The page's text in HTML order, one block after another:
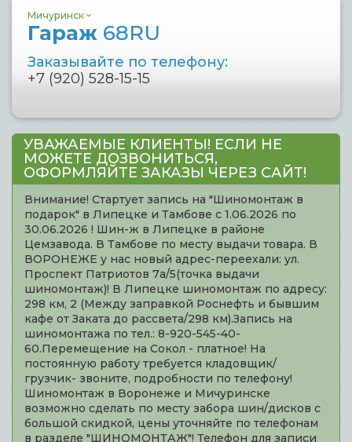
Мичуринск
Гараж 68RU
Заказывайте по телефону:
+7 (920) 528-15-15
УВАЖАЕМЫЕ КЛИЕНТЫ! ЕСЛИ НЕ
МОЖЕТЕ ДОЗВОНИТЬСЯ,
ОФОРМЛЯЙТЕ ЗАКАЗЫ ЧЕРЕЗ САЙТ!
Внимание! Стартует запись на "Шиномонтаж в
подарок" в Липецке и Тамбове с 1.06.2026 по
30.06.2026 ! Шин-ж в Липецке в районе
Цемзавода. В Тамбове по месту выдачи товара. В
ВОРОНЕЖЕ у нас новый адрес-переехали: ул.
Проспект Патриотов 7а/5(точка выдачи
шиномонтаж)! В Липецке шиномонтаж по адресу:
298 км, 2 (Между заправкой Роснефть и бывшим
кафе от Заката до рассвета/298 км).Запись на
шиномонтажа по тел.: 8-920-545-40-
60.Перемещение на Сокол - платное! На
постоянную работу требуется кладовщик/
грузчик- звоните, подробности по телефону!
Шиномонтаж в Воронеже и Мичуринске
возможно сделать по месту забора шин/дисков с
большой скидкой, цены уточняйте по телефонам
в разделе "ШИНОМОНТАЖ"! Телефон для записи